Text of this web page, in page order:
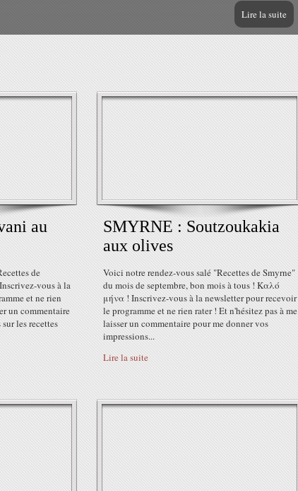
Lire la suite
au
de
vous à la
et ne rien
un commentaire
les recettes
SMYRNE : Soutzoukakia
aux olives
Voici notre rendez-vous salé "Recettes de Smyrne"
du mois de septembre, bon mois à tous ! Καλό
μήνα ! Inscrivez-vous à la newsletter pour recevoir
le programme et ne rien rater ! Et n'hésitez pas à me
laisser un commentaire pour me donner vos
impressions...
Lire la suite